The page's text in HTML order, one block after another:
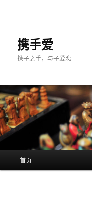
携手爱
携子之手，与子爱恋
首页